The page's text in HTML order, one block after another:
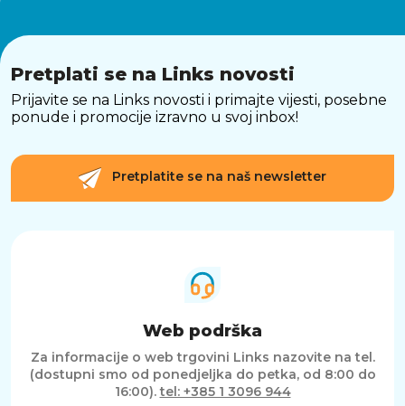
Pretplati se na Links novosti
Prijavite se na Links novosti i primajte vijesti, posebne
ponude i promocije izravno u svoj inbox!
Pretplatite se na naš newsletter
Web podrška
Za informacije o web trgovini Links nazovite na tel.
(dostupni smo od ponedjeljka do petka, od 8:00 do
16:00).tel: +385 1 3096 944